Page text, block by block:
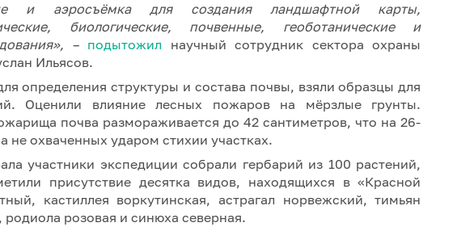
и аэросъёмка для создания ландшафтной карты,
биологические, почвенные, геоботанические и
– подытожил научный сотрудник сектора охраны
Ильясов.
определения структуры и состава почвы, взяли образцы для
Оценили влияние лесных пожаров на мёрзлые грунты.
почва размораживается до 42 сантиметров, что на 26-
не охваченных ударом стихии участках.
участники экспедиции собрали гербарий из 100 растений,
присутствие десятка видов, находящихся в «Красной
кастиллея воркутинская, астрагал норвежский, тимьян
розовая и синюха северная.